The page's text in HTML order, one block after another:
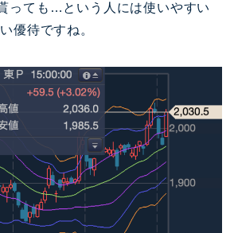
っても…という人には使いやすい
優待ですね。